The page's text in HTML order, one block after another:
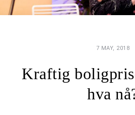
7 MAY, 2018
Kraftig
hva